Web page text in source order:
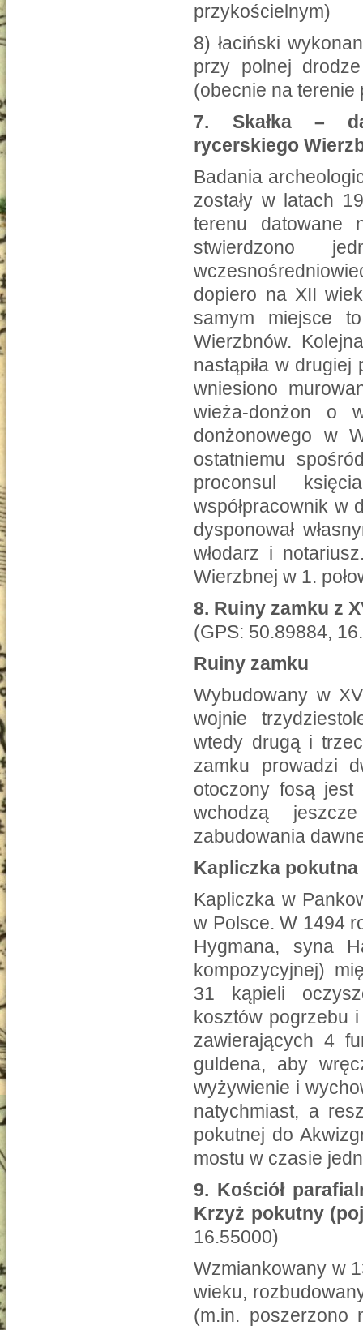
przykościelnym)
8) łaciński
przy polnej
(obecnie na
7.
Skałka –
rycerskiego
Badania
zostały w latach
terenu datowane
stwierdzono
dopiero na XII
samym miejsce
Wierzbnów.
nastąpiła w drugiej
wniesiono
wieża-donżon o
donżonowego w
ostatniemu
proconsul
współpracownik w
dysponował
włodarz i
Wierzbnej w 1.
8. Ruiny zamku z
(GPS: 50.89884,
Ruiny zamku
Wybudowany w
wojnie
wtedy drugą i
zamku prowadzi
otoczony fosą jest
wchodzą
zabudowania
Kapliczka pokutna
Kapliczka w
w Polsce. W 1494
Hygmana, syna
kompozycyjnej)
31 kąpieli
kosztów pogrzebu
zawierających 4
guldena, aby
wyżywienie i
natychmiast, a
pokutnej do
mostu w czasie
9. Kościół
Krzyż pokutny
16.55000)
Wzmiankowany w
wieku,
(m.in. poszerzono